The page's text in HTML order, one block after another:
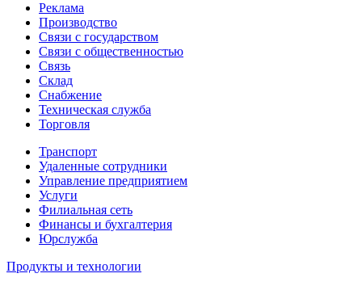
Реклама
Производство
Связи с государством
Связи с общественностью
Связь
Склад
Снабжение
Техническая служба
Торговля
Транспорт
Удаленные сотрудники
Управление предприятием
Услуги
Филиальная сеть
Финансы и бухгалтерия
Юрслужба
Продукты и технологии